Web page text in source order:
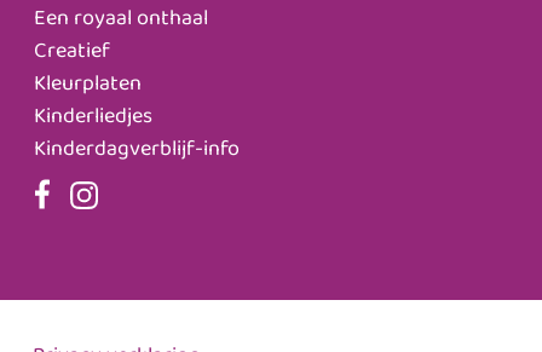
Een royaal onthaal
Creatief
Kleurplaten
Kinderliedjes
Kinderdagverblijf-info